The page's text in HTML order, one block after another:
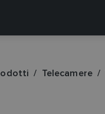
Telecamere